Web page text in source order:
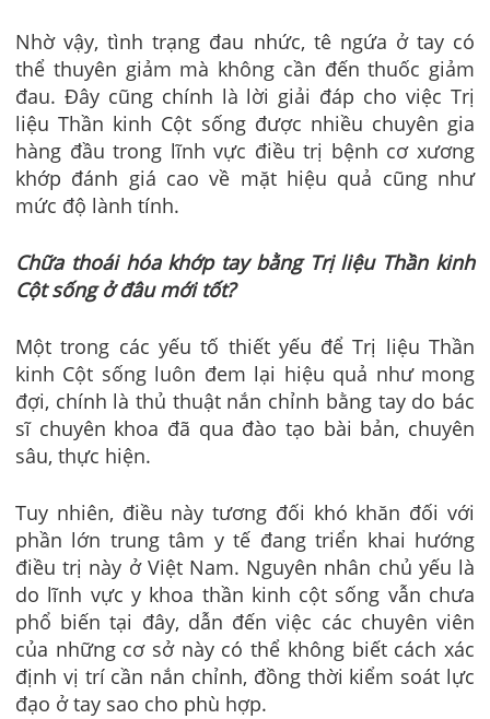
Nhờ vậy, tình trạng đau nhức, tê ngứa ở tay có
thể thuyên giảm mà không cần đến thuốc giảm
đau. Đây cũng chính là lời giải đáp cho việc Trị
liệu Thần kinh Cột sống được nhiều chuyên gia
hàng đầu trong lĩnh vực điều trị bệnh cơ xương
khớp đánh giá cao về mặt hiệu quả cũng như
mức độ lành tính.
Chữa thoái hóa khớp tay bằng Trị liệu Thần kinh
Cột sống ở đâu mới tốt?
Một trong các yếu tố thiết yếu để Trị liệu Thần
kinh Cột sống luôn đem lại hiệu quả như mong
đợi, chính là thủ thuật nắn chỉnh bằng tay do bác
sĩ chuyên khoa đã qua đào tạo bài bản, chuyên
sâu, thực hiện.
Tuy nhiên, điều này tương đối khó khăn đối với
phần lớn trung tâm y tế đang triển khai hướng
điều trị này ở Việt Nam. Nguyên nhân chủ yếu là
do lĩnh vực y khoa thần kinh cột sống vẫn chưa
phổ biến tại đây, dẫn đến việc các chuyên viên
của những cơ sở này có thể không biết cách xác
định vị trí cần nắn chỉnh, đồng thời kiểm soát lực
đạo ở tay sao cho phù hợp.